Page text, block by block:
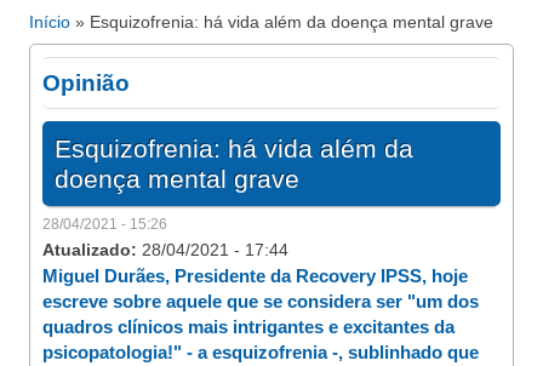
Está aqui
Início » Esquizofrenia: há vida além da doença mental grave
Opinião
Esquizofrenia: há vida além da
doença mental grave
28/04/2021 - 15:26
Atualizado: 28/04/2021 - 17:44
Miguel Durães, Presidente da Recovery IPSS, hoje
escreve sobre aquele que se considera ser "um dos
quadros clínicos mais intrigantes e excitantes da
psicopatologia!" - a esquizofrenia -, sublinhado que